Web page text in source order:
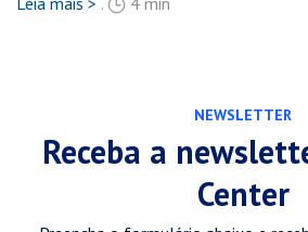
NEWSLETTER
Receba a
Center